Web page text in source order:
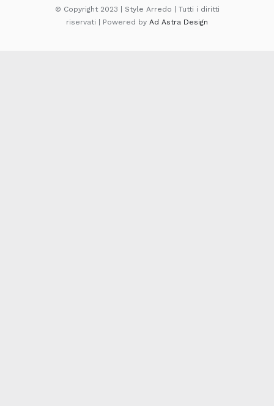
© Copyright 2023 | Style Arredo | Tutti i diritti
riservati | Powered by Ad Astra Design